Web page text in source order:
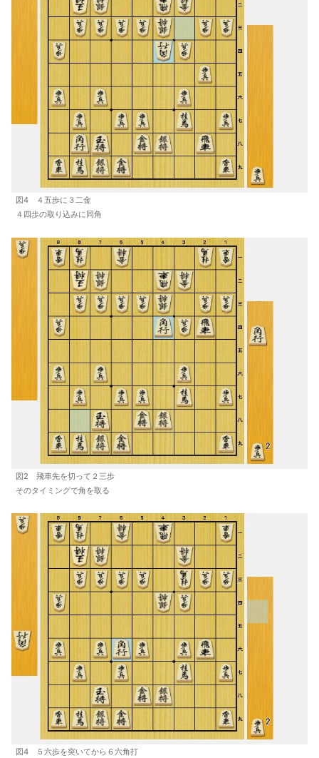
図4 ４五歩に３二金
４四歩の取り込みに同角
図2 飛車先を切って２三歩
そのタイミングで角を取る
図4 ５六歩を突いてから６六角打